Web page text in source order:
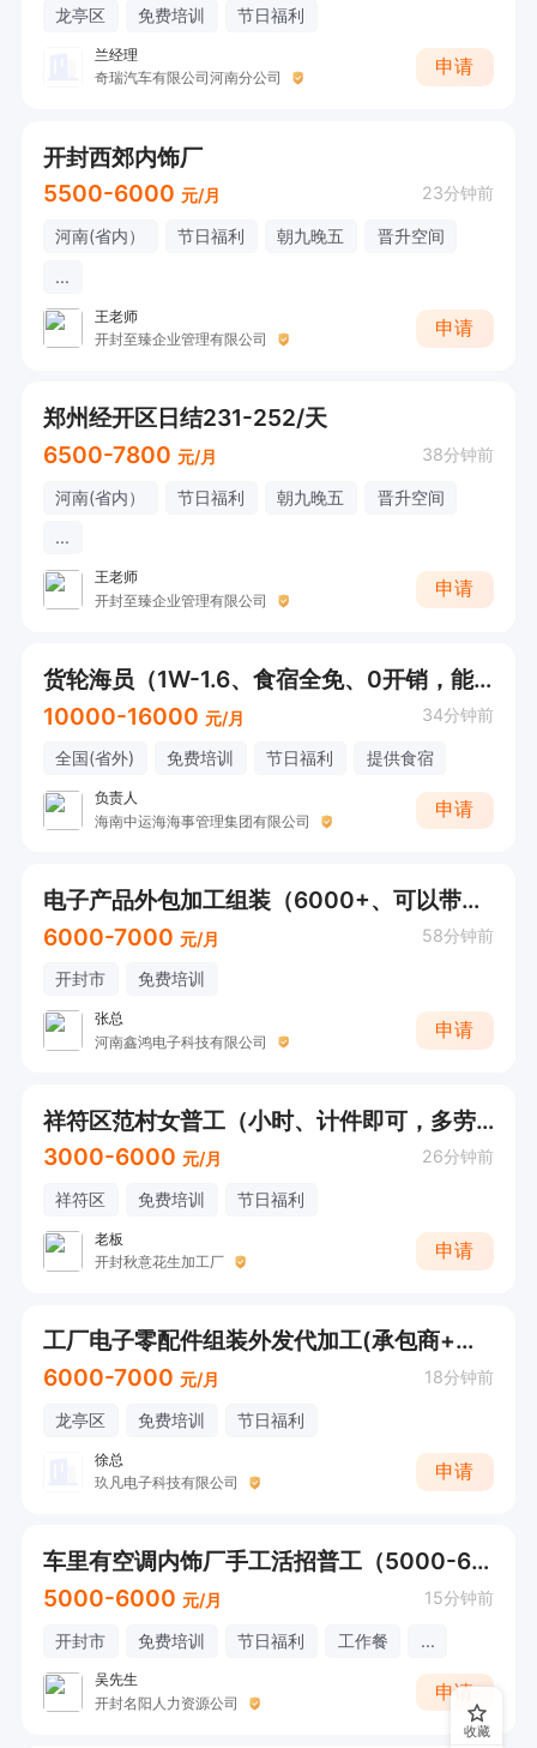
龙亭区 免费培训 节日福利
兰经理
奇瑞汽车有限公司河南分公司
申请
开封西郊内饰厂
5500-6000 元/月 23分钟前
河南(省内） 节日福利 朝九晚五
晋升空间
...
王老师
开封至臻企业管理有限公司
申请
郑州经开区日结231-252/天
6500-7800 元/月 38分钟前
河南(省内） 节日福利 朝九晚五
晋升空间
...
王老师
开封至臻企业管理有限公司
申请
货轮海员（1W-1.6、食宿全免、0开销，能存钱）
10000-16000 元/月 34分钟前
全国(省外) 免费培训 节日福利 提供食宿
负责人
海南中运海海事管理集团有限公司
申请
电子产品外包加工组装（6000+、可以带回家做）
6000-7000 元/月 58分钟前
开封市 免费培训
张总
河南鑫鸿电子科技有限公司
申请
祥符区范村女普工（小时、计件即可，多劳多得）
3000-6000 元/月 26分钟前
祥符区 免费培训 节日福利
老板
开封秋意花生加工厂
申请
工厂电子零配件组装外发代加工(承包商+拿回家做)220-260元/天(完工结算)
6000-7000 元/月 18分钟前
龙亭区 免费培训 节日福利
徐总
玖凡电子科技有限公司
申请
车里有空调内饰厂手工活招普工（5000-6000）
5000-6000 元/月 15分钟前
开封市 免费培训 节日福利 工作餐 ...
吴先生
开封名阳人力资源公司
申请
收藏